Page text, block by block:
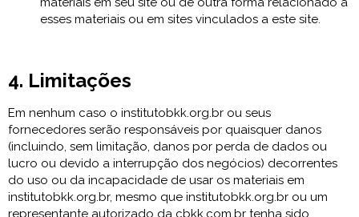
esses materiais ou em sites vinculados a este site.
4. Limitações
Em nenhum caso o institutobkk.org.br ou seus
fornecedores serão responsáveis por quaisquer danos
(incluindo, sem limitação, danos por perda de dados ou
lucro ou devido a interrupção dos negócios) decorrentes
do uso ou da incapacidade de usar os materiais em
institutobkk.org.br, mesmo que institutobkk.org.br ou um